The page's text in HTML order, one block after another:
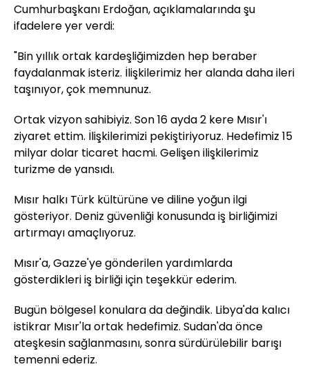
Cumhurbaşkanı Erdoğan, açıklamalarında şu
ifadelere yer verdi:
"Bin yıllık ortak kardeşliğimizden hep beraber
faydalanmak isteriz. İlişkilerimiz her alanda daha ileri
taşınıyor, çok memnunuz.
Ortak vizyon sahibiyiz. Son 16 ayda 2 kere Mısır'ı
ziyaret ettim. İlişkilerimizi pekiştiriyoruz. Hedefimiz 15
milyar dolar ticaret hacmi. Gelişen ilişkilerimiz
turizme de yansıdı.
Mısır halkı Türk kültürüne ve diline yoğun ilgi
gösteriyor. Deniz güvenliği konusunda iş birliğimizi
artırmayı amaçlıyoruz.
Mısır'a, Gazze'ye gönderilen yardımlarda
gösterdikleri iş birliği için teşekkür ederim.
Bugün bölgesel konulara da değindik. Libya'da kalıcı
istikrar Mısır'la ortak hedefimiz. Sudan'da önce
ateşkesin sağlanmasını, sonra sürdürülebilir barışı
temenni ederiz.